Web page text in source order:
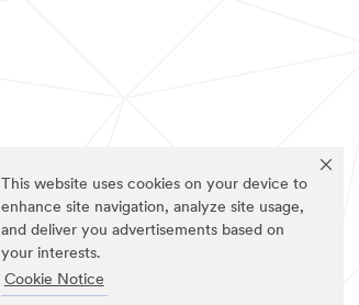
This website uses cookies on your device to
enhance site navigation, analyze site usage,
and deliver you advertisements based on
your interests.
Cookie Notice